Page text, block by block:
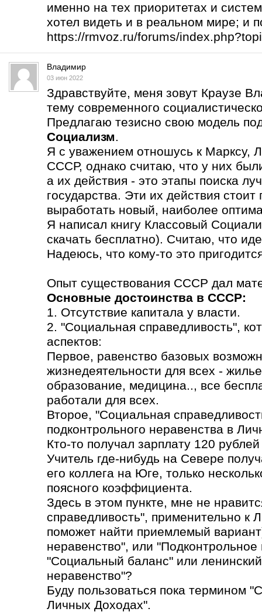
именно на тех приоритетах и
хотел видеть и в реальном мире; и
https://rmvoz.ru/forums/
Владимир
03 июн 2022
Здравствуйте, меня зовут Краузе
тему современного
Предлагаю тезисно свою модель
Социализм.
Я с уважением отношусь к Марксу,
СССР, однако считаю, что у них
а их действия - это этапы поиска
государства. Эти их действия
выработать новый, наиболее
Я написал книгу Классовый
скачать бесплатно). Считаю, что
Надеюсь, что кому-то это
Опыт существования СССР дал
Основные достоинства в СССР:
1. Отсутствие капитала у власти.
2. "Социальная справедливость",
аспектов:
Первое, равенство базовых
жизнедеятельности для всех -
образование, медицина.., все
работали для всех.
Второе, "Социальная
подконтрольного неравенства в
Кто-то получал зарплату 120
Учитель где-нибудь на Севере
его коллега на Юге, только
поясного коэффициента.
Здесь в этом пункте, мне не
справедливость", применительно к
поможет найти приемлемый
неравенство", или
"Социальный баланс" или
неравенство"?
Буду пользоваться пока термином
Личных Доходах".